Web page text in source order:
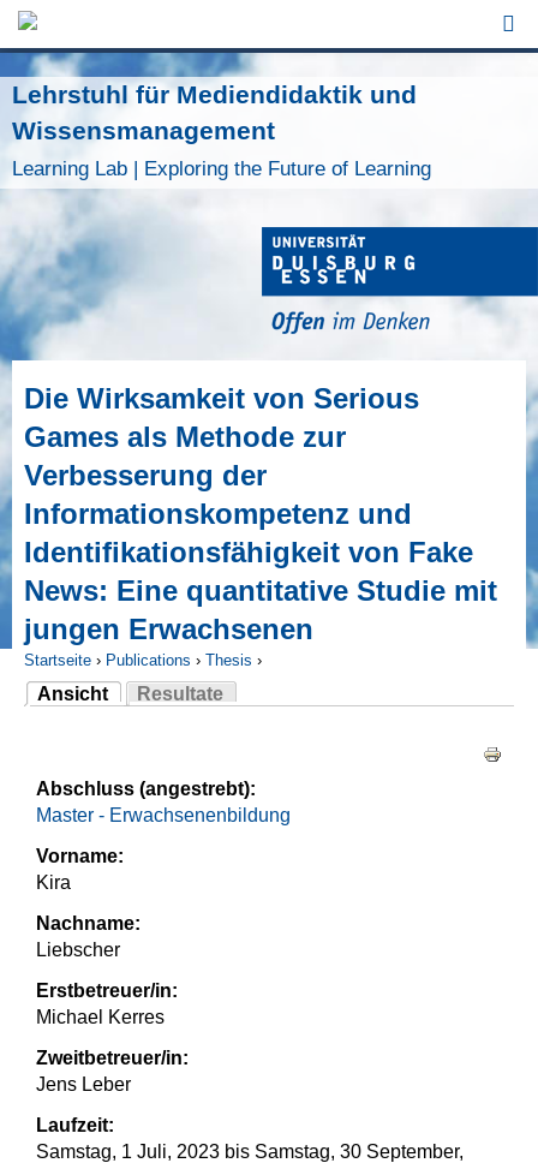
Jump to Navigation
Lehrstuhl für Mediendidaktik und
Wissensmanagement
Learning Lab | Exploring the Future of Learning
Die Wirksamkeit von Serious
Games als Methode zur
Verbesserung der
Informationskompetenz und
Identifikationsfähigkeit von Fake
News: Eine quantitative Studie mit
jungen Erwachsenen
Sie sind hier
Startseite › Publications › Thesis ›
Ansicht
(aktiver Reiter)
Resultate
Abschluss (angestrebt):
Master - Erwachsenenbildung
Vorname:
Kira
Nachname:
Liebscher
Erstbetreuer/in:
Michael Kerres
Zweitbetreuer/in:
Jens Leber
Laufzeit:
Samstag, 1 Juli, 2023 bis Samstag, 30 September,